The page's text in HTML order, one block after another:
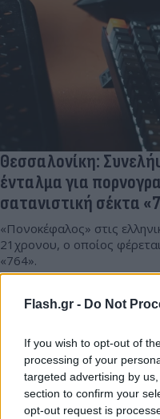
Flash.gr - Do Not
If you wish to opt-out of
processing of your
targeted advertising by
section to confirm your
opt-out request is
Θεσσαλονίκη:
ένταλμα για
σατανιστική σέκτα
«Πονοκέφαλος» στις
21χρονου, ο οποίος
«764».
30.04.2025 08:59